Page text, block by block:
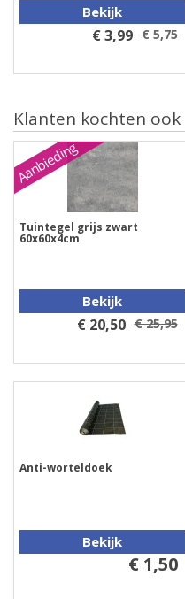
Bekijk
€ 3,99 € 5,75
Klanten kochten ook
Aanbieding
Tuintegel grijs zwart
60x60x4cm
Bekijk
€ 20,50 € 25,95
Anti-worteldoek
Bekijk
€ 1,50